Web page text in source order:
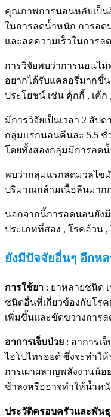
คุณภาพการนอนหลับเป็น
ในการลดน้ำหนัก การอ
และลดความเร็วในการ
การวิจัยพบว่าการนอนไม่
อยากได้รับแคลอรี่มากขึ้
ประโยชน์ เช่น คุ้กกี้ , เค้
มีการวิจัยเป็นเวลา 2 สัป
กลุ่มแรกนอนคืนละ 5.5 ชั่
โดยทั้งสองกลุ่มมีการลด
พบว่ากลุ่มแรกลดมวลไข
ปริมาณกล้ามเนื้อลีนมาก
นอกจากนี้การอดนอนยัง
ประเภทที่สอง , โรคอ้วน
ยังมีปัจจัยอื่นๆ อีกห
การใช้ยา : ยาหลายชนิด
ชนิดอื่นที่เกี่ยวข้องกับโร
เพิ่มขึ้นและขัดขวางการ
อาการเจ็บป่วย : อาการเ
ไฮโปไทรอยด์ ซึ่งจะทำใ
การเผาผลาญพลังงานน้อ
ช้าลงหรืออาจทำให้น้ำห
ประวัติครอบครัวและพัน